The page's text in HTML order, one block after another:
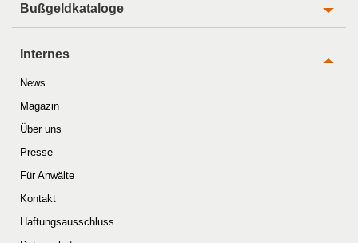
Bußgeldkataloge
Internes
News
Magazin
Über uns
Presse
Für Anwälte
Kontakt
Haftungsausschluss